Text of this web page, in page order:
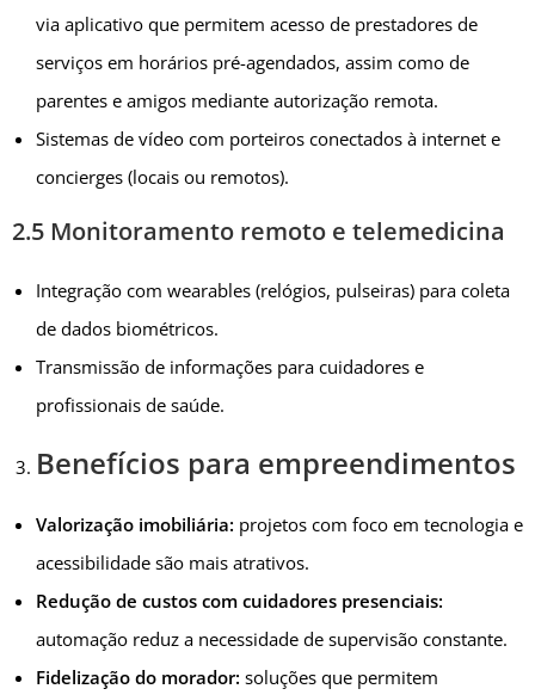
via aplicativo que permitem acesso de prestadores de
serviços em horários pré-agendados, assim como de
parentes e amigos mediante autorização remota.
Sistemas de vídeo com porteiros conectados à internet e
concierges (locais ou remotos).
2.5 Monitoramento remoto e telemedicina
Integração com wearables (relógios, pulseiras) para coleta
de dados biométricos.
Transmissão de informações para cuidadores e
profissionais de saúde.
Benefícios para empreendimentos
Valorização imobiliária: projetos com foco em tecnologia e
acessibilidade são mais atrativos.
Redução de custos com cuidadores presenciais:
automação reduz a necessidade de supervisão constante.
Fidelização do morador: soluções que permitem